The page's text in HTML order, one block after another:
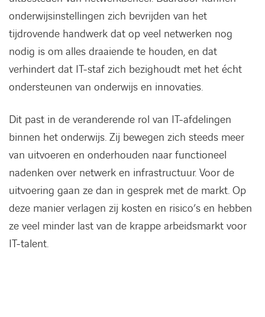
onderwijsinstellingen zich bevrijden van het
tijdrovende handwerk dat op veel netwerken nog
nodig is om alles draaiende te houden, en dat
verhindert dat IT-staf zich bezighoudt met het écht
ondersteunen van onderwijs en innovaties.
Dit past in de veranderende rol van IT-afdelingen
binnen het onderwijs. Zij bewegen zich steeds meer
van uitvoeren en onderhouden naar functioneel
nadenken over netwerk en infrastructuur. Voor de
uitvoering gaan ze dan in gesprek met de markt. Op
deze manier verlagen zij kosten en risico’s en hebben
ze veel minder last van de krappe arbeidsmarkt voor
IT-talent.